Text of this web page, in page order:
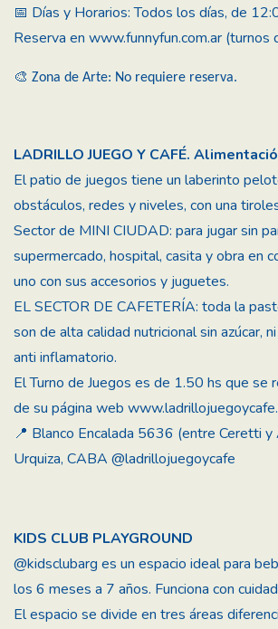
📅 Días y Horarios: Todos los días, de
Reserva en www.funnyfun.com.ar (turnos
🎨 Zona de Arte: No requiere reserva.
LADRILLO JUEGO Y CAFÉ.
El patio de juegos tiene un laberinto
obstáculos, redes y niveles, con una
Sector de MINI CIUDAD: para jugar sin
supermercado, hospital, casita y obra en
uno con sus accesorios y juguetes.
EL SECTOR DE CAFETERÍA: toda la
son de alta calidad nutricional sin azúcar,
anti inflamatorio.
El Turno de Juegos es de 1.50 hs que se
de su página web
📍 Blanco Encalada 5636 (entre Ceretti y
Urquiza, CABA @ladrillojuegoycafe
KIDS CLUB PLAYGROUND
@kidsclubarg es un espacio ideal para
los 6 meses a 7 años. Funciona con
El espacio se divide en tres áreas